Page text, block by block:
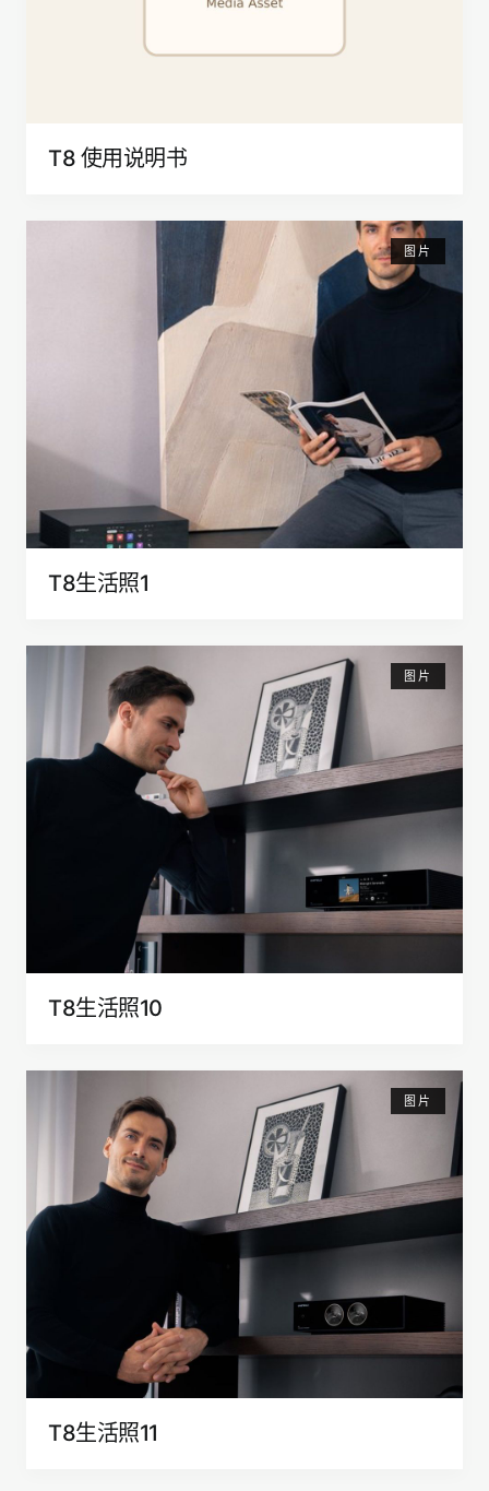
T8 使用说明书
图片
T8生活照1
图片
T8生活照10
图片
T8生活照11